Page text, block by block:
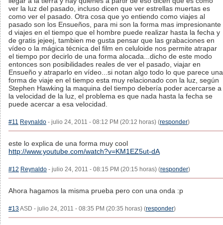
ver la luz del pasado, incluso dicen que ver estrellas muertas es
como ver el pasado. Otra cosa que yo entiendo como viajes al
pasado son los Ensueños, para mi son la forma mas impresionante
d viajes en el tiempo que el hombre puede realizar hasta la fecha y
de gratis jejeej, tambien me gusta pensar que las grabaciones en
vídeo o la mágica técnica del film en celuloide nos permite atrapar
el tiempo por decirlo de una forma alocada...dicho de este modo
entonces son posibilidades reales de ver el pasado, viajar en
Ensueño y atraparlo en vídeo...si notan algo todo lo que parece una
forma de viaje en el tiempo esta muy relacionado con la luz, según
Stephen Hawking la maquina del tiempo debería poder acercarse a
la velocidad de la luz, el problema es que nada hasta la fecha se
puede acercar a esa velocidad.
#11 Reynaldo - julio 24, 2011 - 08:12 PM (20:12 horas) (responder)
este lo explica de una forma muy cool
http://www.youtube.com/watch?v=KM1EZ5ut-dA
#12 Reynaldo - julio 24, 2011 - 08:15 PM (20:15 horas) (responder)
Ahora hagamos la misma prueba pero con una onda :p
#13ASD - julio 24, 2011 - 08:35 PM (20:35 horas) (responder)